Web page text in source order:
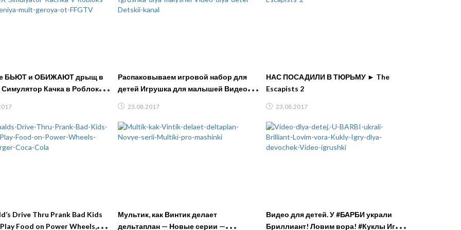
БЬЮТ и ОБИЖАЮТ дрыщ в
Симулятор Качка в Роблокс
Распаковываем игровой набор для
детей Игрушка для малышей Видео
23.08.2017
НАС ПОСАДИЛИ В ТЮРЬМУ ► The
Escapists 2
23.08.2017
Drive Thru Prank Bad Kids
Food on Power Wheels,
Мультик, как Винтик делает
дельтаплан — Новые серии —
Видео для детей. У #БАРБИ украли
Бриллиант! Ловим вора! #Куклы Игры